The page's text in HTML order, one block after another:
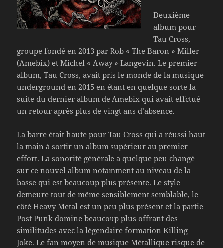
Deuxième
album pour
Tau Cross,
groupe fondé en 2013 par Rob « The Baron » Miller
(Amebix) et Michel « Away » Langevin. Le premier
album, Tau Cross, avait pris le monde de la musique
underground en 2015 en étant en quelque sorte la
suite du dernier album de Amebix qui avait effctué
un retour après plus de vingt ans d’absence.
La barre était haute pour Tau Cross qui a réussi haut
la main à sortir un album supérieur au premier
effort. La sonorité générale a quelque peu changé
sur ce nouvel album notamment au niveau de la
basse qui est beaucoup plus présente. Le style
demeure tout de même sensiblement semblable, le
côté Heavy Metal est un peu plus présent et la partie
Post Punk domine beaucoup plus offrant des
similitudes avec la légendaire formation Killing
Joke. Le fan moyen de musique Métallique risque de